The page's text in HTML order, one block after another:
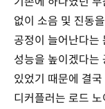
없이 소음 및 진동
공정이 늘어난다는
성능을 높이겠다는
있었기 때문에 결
디커플러는 로드